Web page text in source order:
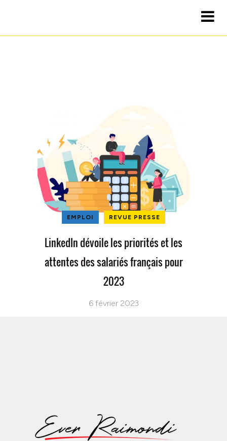
EMPLOI REVUE PRESSE
LinkedIn dévoile les priorités et les
attentes des salariés français pour
2023
6 février 2023